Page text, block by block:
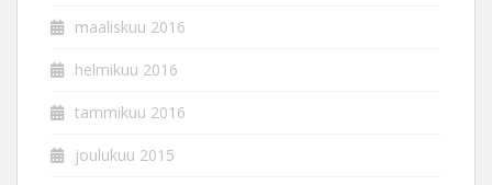
maaliskuu 2016
helmikuu 2016
tammikuu 2016
joulukuu 2015